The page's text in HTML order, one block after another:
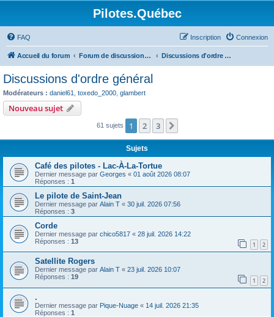
Pilotes.Québec
FAQ Connexion
Inscription
Accueil du forum Forum de discussions sur l'aviation générale Discussions d'ordre général
Discussions d'ordre général
Modérateurs : daniel61 toxedo_2000 glambert
Nouveau sujet
61 sujets 1 2 3
Sujets
Café des pilotes - Lac-À-La-Tortue
Dernier message par Georges « 01 août 2026 08:07
Réponses : 1
Le pilote de Saint-Jean
Dernier message par Alain T « 30 juil. 2026 07:56
Réponses : 3
Corde
Dernier message par chico5817 « 28 juil. 2026 14:22
Réponses : 13 1 2
Satellite Rogers
Dernier message par Alain T « 23 juil. 2026 10:07
Réponses : 19 1 2
.
Dernier message par Pique-Nuage « 14 juil. 2026 21:35
Réponses : 1